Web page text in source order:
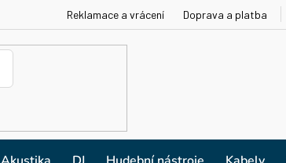
Reklamace a vrácení Doprava a platba